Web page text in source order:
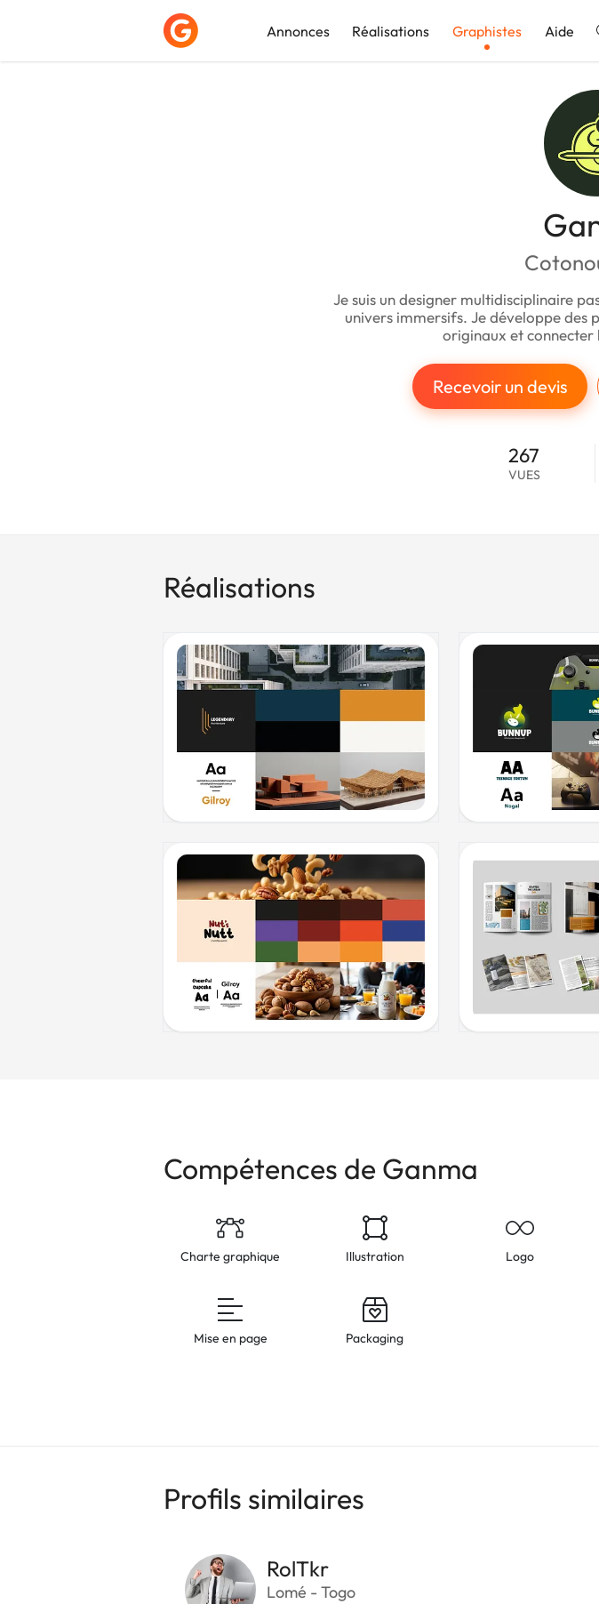
Annonces Réalisations Graphistes Aide
Je suis un designer multidisciplinaire
univers immersifs. Je développe des
originaux et connecter
Recevoir un devis
267
VUES
Réalisations
Compétences de Ganma
Charte graphique Illustration Logo
Mise en page Packaging
Profils similaires
RolTkr
Lomé - Togo